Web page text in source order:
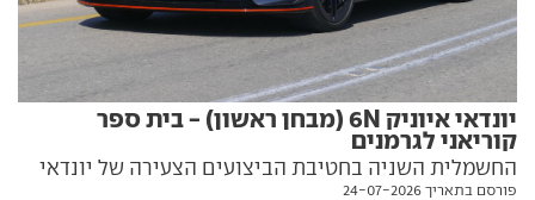
יונדאי איוניק 6N (מבחן ראשון) - בית ספר
קוריאני לגרמנים
החשמלית השניה בחטיבת הביצועים הצעירה של יונדאי
פורסם בתאריך 24-07-2026